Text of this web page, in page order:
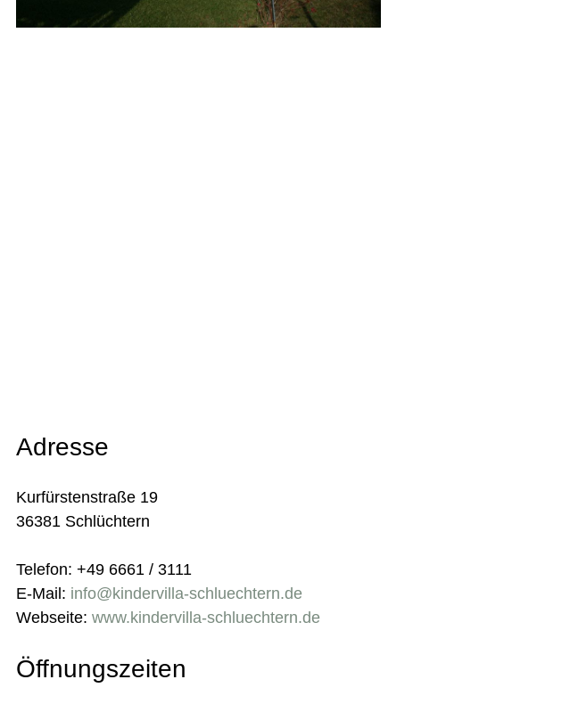
Adresse
Kurfürstenstraße 19
36381 Schlüchtern
Telefon: +49 6661 / 3111
E-Mail: info@kindervilla-schluechtern.de
Webseite:www.kindervilla-schluechtern.de
Öffnungszeiten